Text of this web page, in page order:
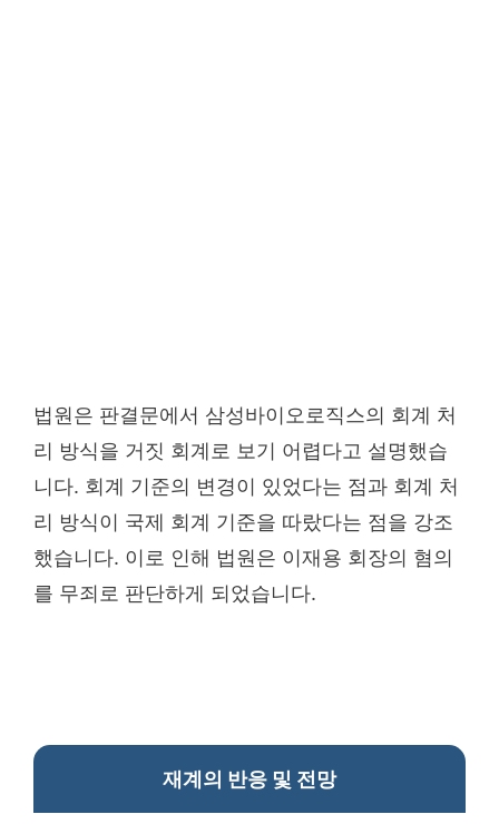
법원은 판결문에서 삼성바이오로직스의 회계 처
리 방식을 거짓 회계로 보기 어렵다고 설명했습
니다. 회계 기준의 변경이 있었다는 점과 회계 처
리 방식이 국제 회계 기준을 따랐다는 점을 강조
했습니다. 이로 인해 법원은 이재용 회장의 혐의
를 무죄로 판단하게 되었습니다.
재계의 반응 및 전망